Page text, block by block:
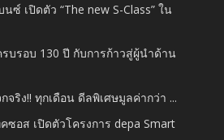
นซ์ เปิดตัว “The new S-Class” ใน
บรอบ 130 ปี กับการก้าวสู่ผู้นำด้าน
จริง!! ทุกเดือน ดีลพิเศษมูลค่ากว่า ...
ซอส เปิดตัวโครงการ depa Smart